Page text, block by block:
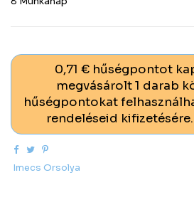
0,71 € hűségpontot
megvásárolt 1 darab
hűségpontokat
rendeléseid
Imecs Orsolya